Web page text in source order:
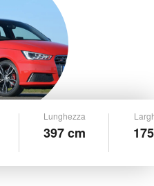
Lunghezza
397 cm